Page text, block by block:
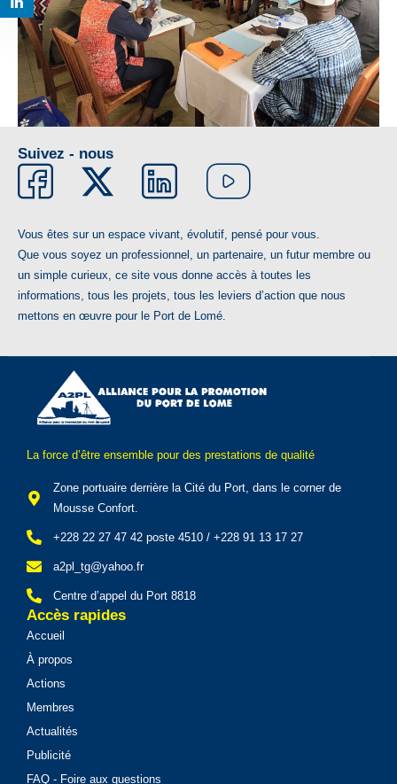
Suivez - nous
Vous êtes sur un espace vivant, évolutif, pensé pour vous.
Que vous soyez un professionnel, un partenaire, un futur membre ou
un simple curieux, ce site vous donne accès à toutes les
informations, tous les projets, tous les leviers d’action que nous
mettons en œuvre pour le Port de Lomé.
La force d’être ensemble pour des prestations de qualité
Zone portuaire derrière la Cité du Port, dans le corner de
Mousse Confort.
+228 22 27 47 42 poste 4510 / +228 91 13 17 27
a2pl_tg@yahoo.fr
Centre d’appel du Port 8818
Accès rapides
Accueil
À propos
Actions
Membres
Actualités
Publicité
FAQ - Foire aux questions